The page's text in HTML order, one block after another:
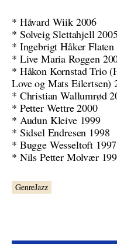
* Håvard Wiik 2006
* Solveig Slettahjell 2005
* Ingebrigt Håker Flaten
* Live Maria Roggen
* Håkon Kornstad Trio
Love og Mats Eilertsen)
* Christian Wallumrød
* Petter Wettre 2000
* Audun Kleive 1999
* Sidsel Endresen 1998
* Bugge Wesseltoft 1997
* Nils Petter Molvær
GenreJazz